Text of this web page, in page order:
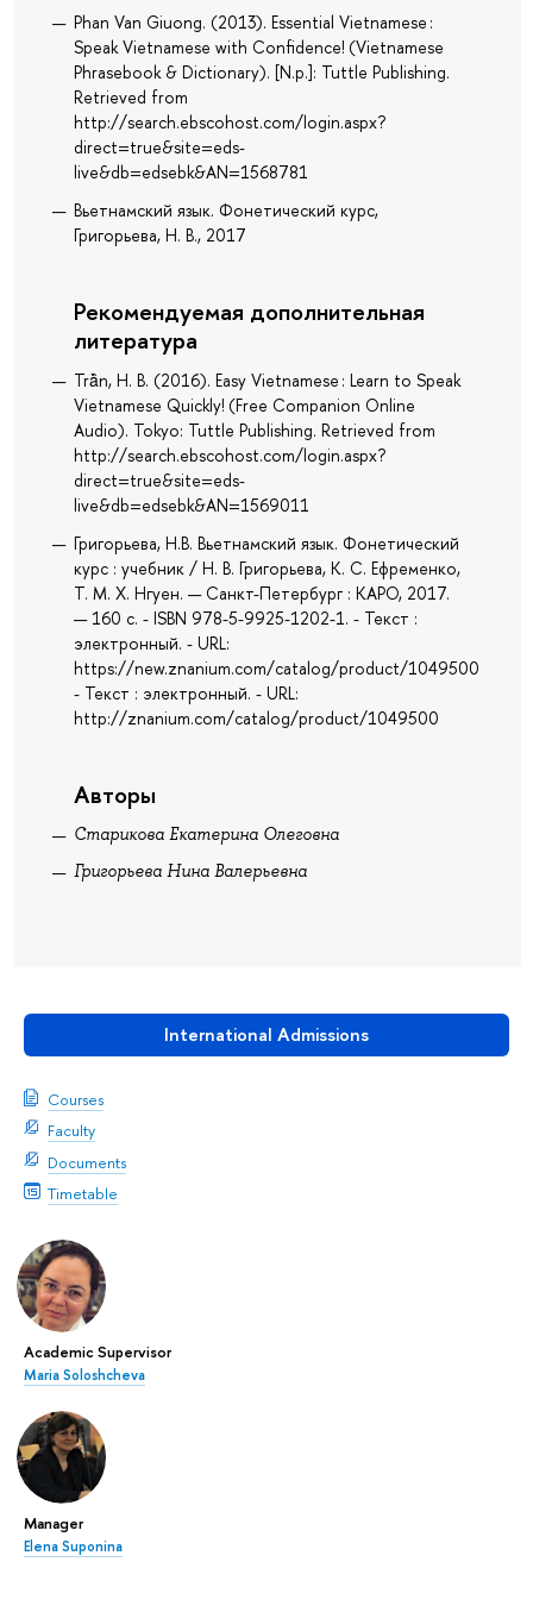
International Admissions
Courses
Faculty
Documents
Timetable
Academic Supervisor
Maria Soloshcheva
Manager
Elena Suponina
Phan Van Giuong. (2013). Essential Vietnamese :
Speak Vietnamese with Confidence! (Vietnamese
Phrasebook & Dictionary). [N.p.]: Tuttle Publishing.
Retrieved from
http://search.ebscohost.com/login.aspx?
direct=true&site=eds-
live&db=edsebk&AN=1568781
Вьетнамский язык. Фонетический курс,
Григорьева, Н. В., 2017
Рекомендуемая дополнительная
литература
Trà̂n, H. B. (2016). Easy Vietnamese : Learn to Speak
Vietnamese Quickly! (Free Companion Online
Audio). Tokyo: Tuttle Publishing. Retrieved from
http://search.ebscohost.com/login.aspx?
direct=true&site=eds-
live&db=edsebk&AN=1569011
Григорьева, Н.В. Вьетнамский язык. Фонетический
курс : учебник / Н. В. Григорьева, К. С. Ефременко,
Т. М. Х. Нгуен. — Санкт-Петербург : КАРО, 2017.
— 160 с. - ISBN 978-5-9925-1202-1. - Текст :
электронный. - URL:
https://new.znanium.com/catalog/product/1049500
- Текст : электронный. - URL:
http://znanium.com/catalog/product/1049500
Авторы
Старикова Екатерина Олеговна
Григорьева Нина Валерьевна